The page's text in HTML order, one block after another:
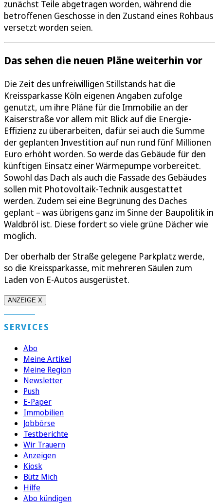
zunächst Teile abgetragen worden, während die
betroffenen Geschosse in den Zustand eines Rohbaus
versetzt worden seien.
Das sehen die neuen Pläne weiterhin vor
Die Zeit des unfreiwilligen Stillstands hat die
Kreissparkasse Köln eigenen Angaben zufolge
genutzt, um ihre Pläne für die Immobilie an der
Kaiserstraße vor allem mit Blick auf die Energie-
Effizienz zu überarbeiten, dafür sei auch die Summe
der geplanten Investition auf nun rund fünf Millionen
Euro erhöht worden. So werde das Gebäude für den
künftigen Einsatz einer Wärmepumpe vorbereitet.
Sowohl das Dach als auch die Fassade des Gebäudes
sollen mit Photovoltaik-Technik ausgestattet
werden. Zudem sei eine Begrünung des Daches
geplant – was übrigens ganz im Sinne der Baupolitik in
Waldbröl ist. Diese fordert so viele grüne Dächer wie
möglich.
Der oberhalb der Straße gelegene Parkplatz werde,
so die Kreissparkasse, mit mehreren Säulen zum
Laden von E-Autos ausgerüstet.
ANZEIGE X
SERVICES
Abo
Meine Artikel
Meine Region
Newsletter
Push
E-Paper
Immobilien
Jobbörse
Testberichte
Wir Trauern
Anzeigen
Kiosk
Bütz Mich
Hilfe
Abo kündigen